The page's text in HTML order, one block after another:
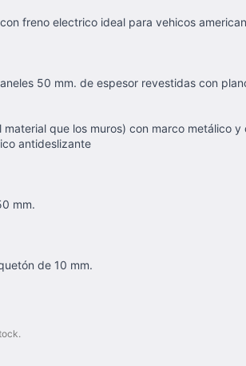
freno electrico ideal para vehicos
50 mm. de espesor revestidas con
que los muros) con marco metálico y
antideslizante
mm.
de 10 mm.